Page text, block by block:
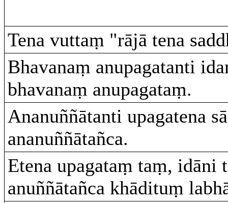
Tena vuttaṃ "rājā tena
Bhavanaṃ anupagatanti
bhavanaṃ anupagataṃ.
Ananuññātanti upagatena
ananuññātañca.
Etena upagataṃ taṃ, idāni
anuññātañca khādituṃ